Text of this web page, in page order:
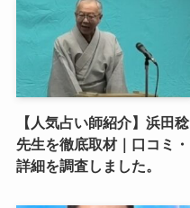
【人気占い師紹介】浜田稔
先生を徹底取材｜口コミ・
詳細を調査しました。